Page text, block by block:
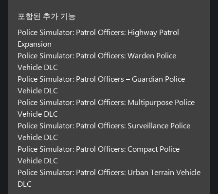
포함된 추가 기능
Police Simulator: Patrol Officers: Highway Patrol
Expansion
Police Simulator: Patrol Officers: Warden Police
Vehicle DLC
Police Simulator: Patrol Officers – Guardian Police
Vehicle DLC
Police Simulator: Patrol Officers: Multipurpose Police
Vehicle DLC
Police Simulator: Patrol Officers: Surveillance Police
Vehicle DLC
Police Simulator: Patrol Officers: Compact Police
Vehicle DLC
Police Simulator: Patrol Officers: Urban Terrain Vehicle
DLC